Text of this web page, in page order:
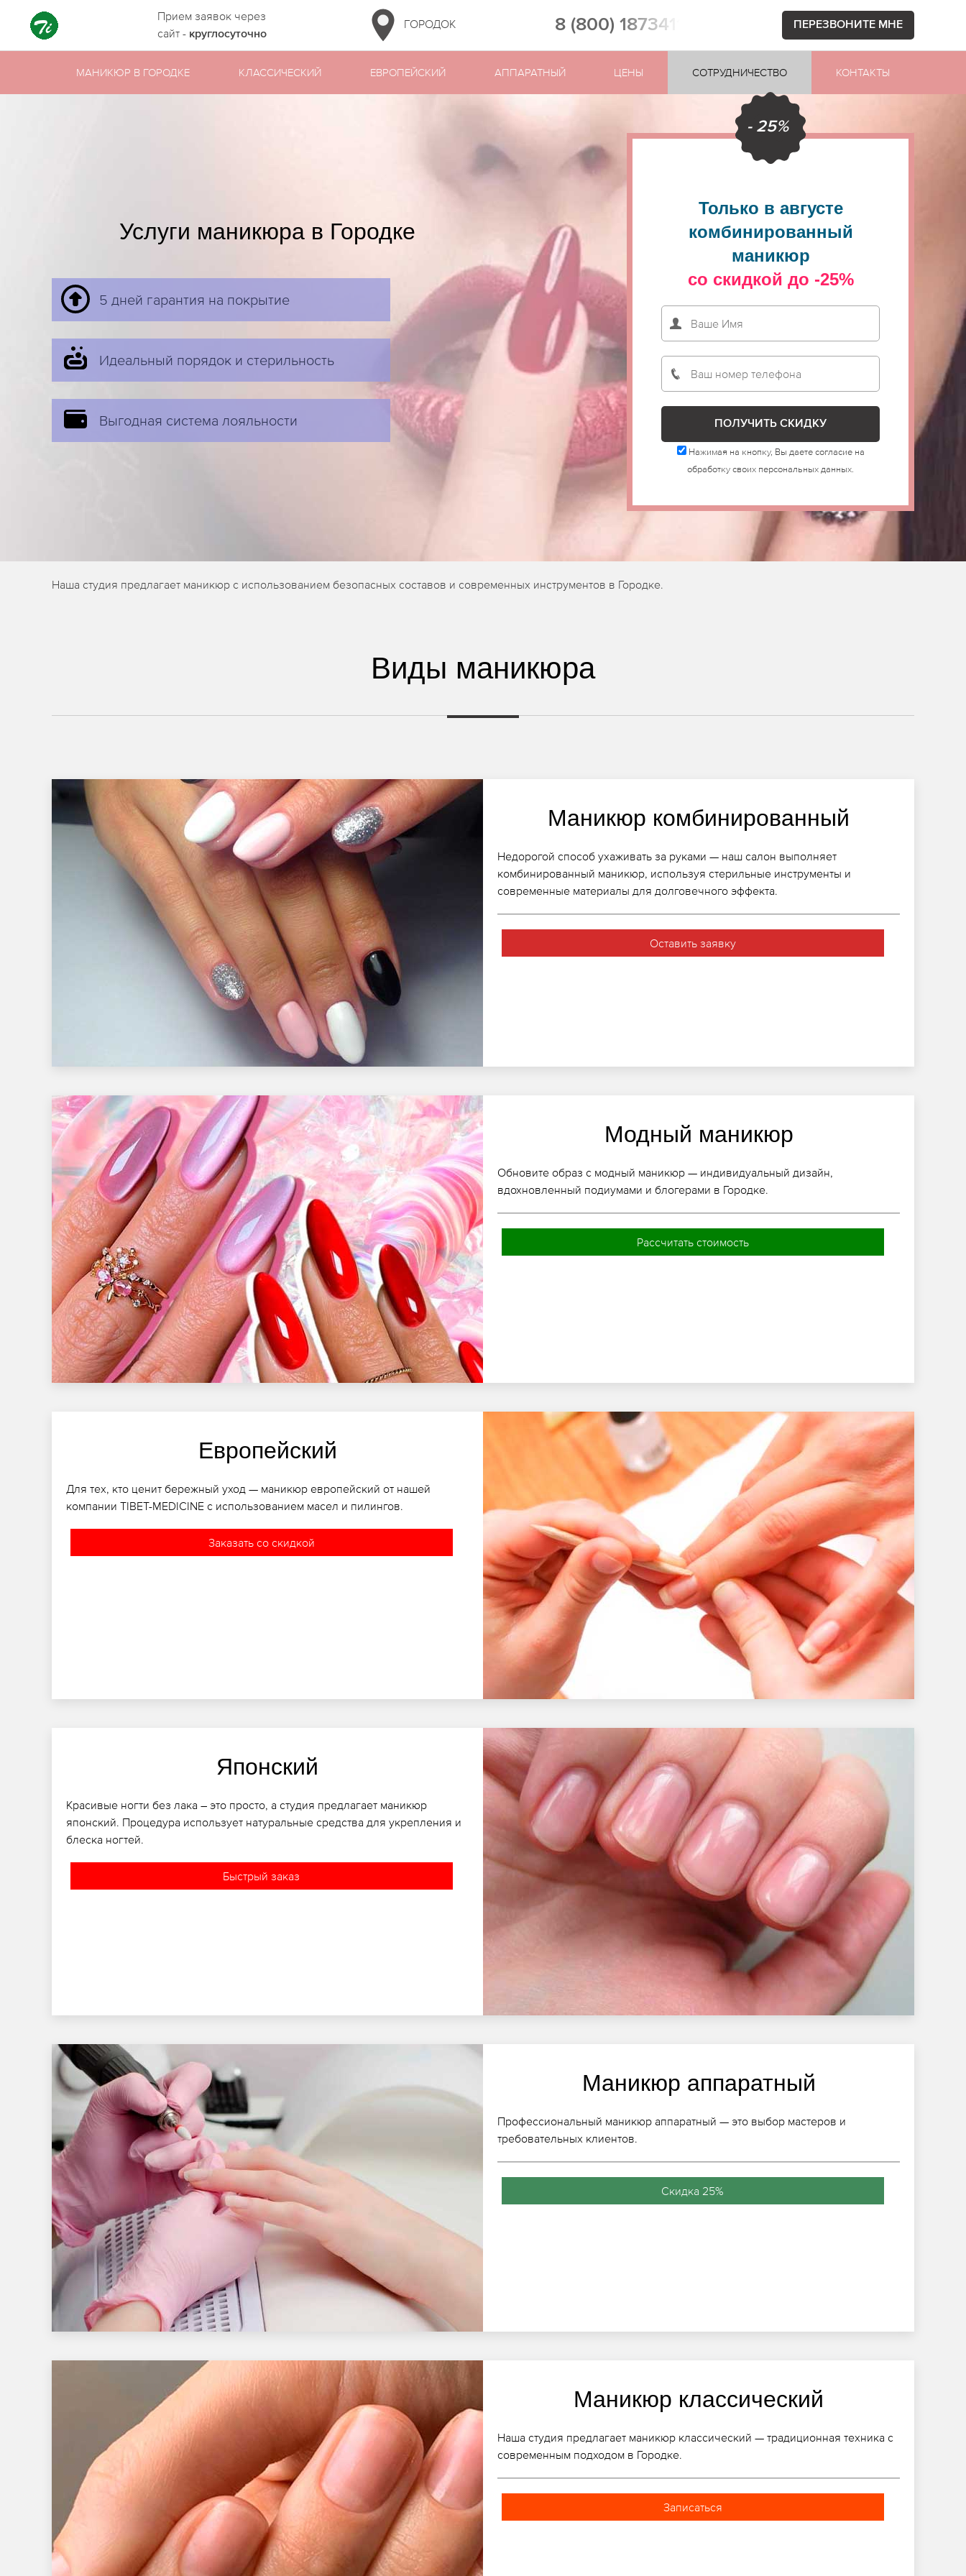
Прием заявок через
сайт - круглосуточно
ГОРОДОК 8 (800) 1873411 ПЕРЕЗВОНИТЕ МНЕ
МАНИКЮР В ГОРОДКЕ КЛАССИЧЕСКИЙ ЕВРОПЕЙСКИЙ АППАРАТНЫЙ ЦЕНЫ СОТРУДНИЧЕСТВО КОНТАКТЫ
Услуги маникюра в Городке
5 дней гарантия на покрытие
Идеальный порядок и стерильность
Выгодная система лояльности
- 25%
Только в августе
комбинированный
маникюр
со скидкой до -25%
Нажимая на кнопку, Вы даете согласие на
обработку своих персональных данных.
Наша студия предлагает маникюр с использованием безопасных составов и современных инструментов в Городке.
Виды маникюра
Маникюр комбинированный
Недорогой способ ухаживать за руками — наш салон выполняет
комбинированный маникюр, используя стерильные инструменты и
современные материалы для долговечного эффекта.
Оставить заявку
Модный маникюр
Обновите образ с модный маникюр — индивидуальный дизайн,
вдохновленный подиумами и блогерами в Городке.
Рассчитать стоимость
Европейский
Для тех, кто ценит бережный уход — маникюр европейский от нашей
компании TIBET-MEDICINE с использованием масел и пилингов.
Заказать со скидкой
Японский
Красивые ногти без лака – это просто, а студия предлагает маникюр
японский. Процедура использует натуральные средства для укрепления и
блеска ногтей.
Быстрый заказ
Маникюр аппаратный
Профессиональный маникюр аппаратный — это выбор мастеров и
требовательных клиентов.
Скидка 25%
Маникюр классический
Наша студия предлагает маникюр классический — традиционная техника с
современным подходом в Городке.
Записаться